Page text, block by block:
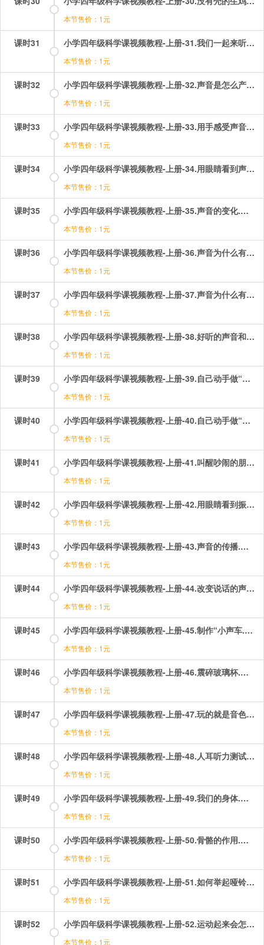
本节售价：1元
课时31 小学四年级科学课视频教程-上册-31.我们一起来听听声音.mp4
本节售价：1元
课时32 小学四年级科学课视频教程-上册-32.声音是怎么产生的？.mp4
本节售价：1元
课时33 小学四年级科学课视频教程-上册-33.用手感受声音！.mp4
本节售价：1元
课时34 小学四年级科学课视频教程-上册-34.用眼睛看到声音！.mp4
本节售价：1元
课时35 小学四年级科学课视频教程-上册-35.声音的变化.mp4
本节售价：1元
课时36 小学四年级科学课视频教程-上册-36.声音为什么有高有低？.mp4
本节售价：1元
课时37 小学四年级科学课视频教程-上册-37.声音为什么有大小？.mp4
本节售价：1元
课时38 小学四年级科学课视频教程-上册-38.好听的声音和难听的声音.mp4
本节售价：1元
课时39 小学四年级科学课视频教程-上册-39.自己动手做“电话”.mp4
本节售价：1元
课时40 小学四年级科学课视频教程-上册-40.自己动手做“耳朵”.mp4
本节售价：1元
课时41 小学四年级科学课视频教程-上册-41.叫醒吵闹的朋友.mp4
本节售价：1元
课时42 小学四年级科学课视频教程-上册-42.用眼睛看到振动.mp4
本节售价：1元
课时43 小学四年级科学课视频教程-上册-43.声音的传播.mp4
本节售价：1元
课时44 小学四年级科学课视频教程-上册-44.改变说话的声音.mp4
本节售价：1元
课时45 小学四年级科学课视频教程-上册-45.制作“小声车.mp4
本节售价：1元
课时46 小学四年级科学课视频教程-上册-46.震碎玻璃杯.mp4
本节售价：1元
课时47 小学四年级科学课视频教程-上册-47.玩的就是音色.mp4
本节售价：1元
课时48 小学四年级科学课视频教程-上册-48.人耳听力测试.mp4
本节售价：1元
课时49 小学四年级科学课视频教程-上册-49.我们的身体.mp4
本节售价：1元
课时50 小学四年级科学课视频教程-上册-50.骨骼的作用.mp4
本节售价：1元
课时51 小学四年级科学课视频教程-上册-51.如何举起哑铃？.mp4
本节售价：1元
课时52 小学四年级科学课视频教程-上册-52.运动起来会怎么样？.mp4
本节售价：1元